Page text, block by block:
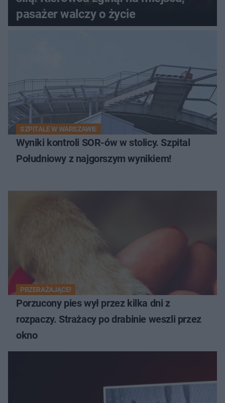
pasażer walczy o życie
SZPITALE W WARSZAWIE
Wyniki kontroli SOR-ów w stolicy. Szpital
Południowy z najgorszym wynikiem!
PRZERAŻAJĄCE!
Porzucony pies wył przez kilka dni z
rozpaczy. Strażacy po drabinie weszli przez
okno